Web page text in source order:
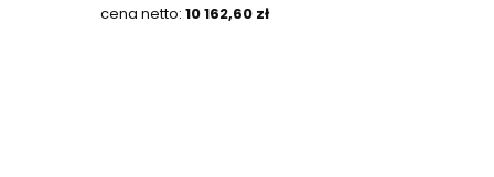
Preis
10 162,60 zł